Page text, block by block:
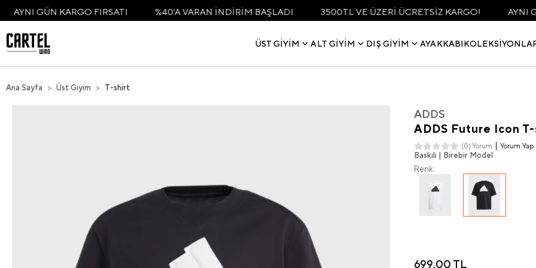
GÜN KARGO FIRSATI %40'A VARAN İNDİRİM BAŞLADI 3500TL VE ÜZERİ ÜCRETSİZ KARGO! AYNI GÜN
ÜST GIYIM ALT GIYIM DIŞ GIYIM AYAKKABI
Ana Sayfa Üst Giyim T-shirt
ADDS
ADDS Future Icon
(0) Yorum Yorum Yap
Baskılı | Birebir Model
Renk:
699,00 TL